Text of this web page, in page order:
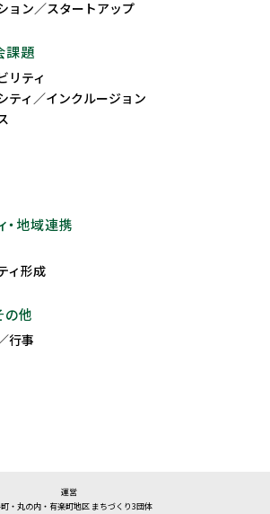
ョン／スタートアップ
課題
リティ
ティ／インクルージョン
・地域連携
ィ形成
の他
行事
運営
・丸の内・有楽町地区 まちづくり3団体